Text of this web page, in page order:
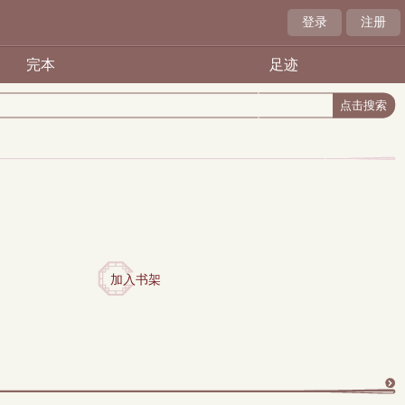
登录 注册
完本 足迹
加入书架